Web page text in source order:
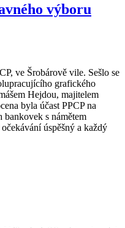
výboru
ve Šrobárově vile. Sešlo se
grafického
Hejdou, majitelem
byla účast PPCP na
bankovek s námětem
úspěšný a každý